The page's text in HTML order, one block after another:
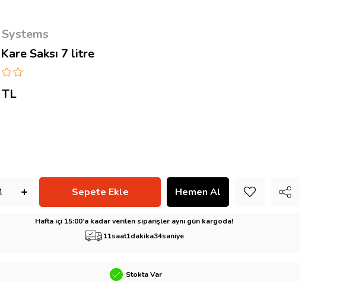
Saksı 7 litre
Hafta içi 15:00’a kadar verilen siparişler aynı gün kargoda!
11saat1dakika32saniye
Stokta Var